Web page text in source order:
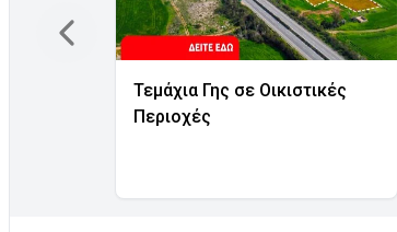
Τεμάχια Γης σε Οικιστικές
Περιοχές